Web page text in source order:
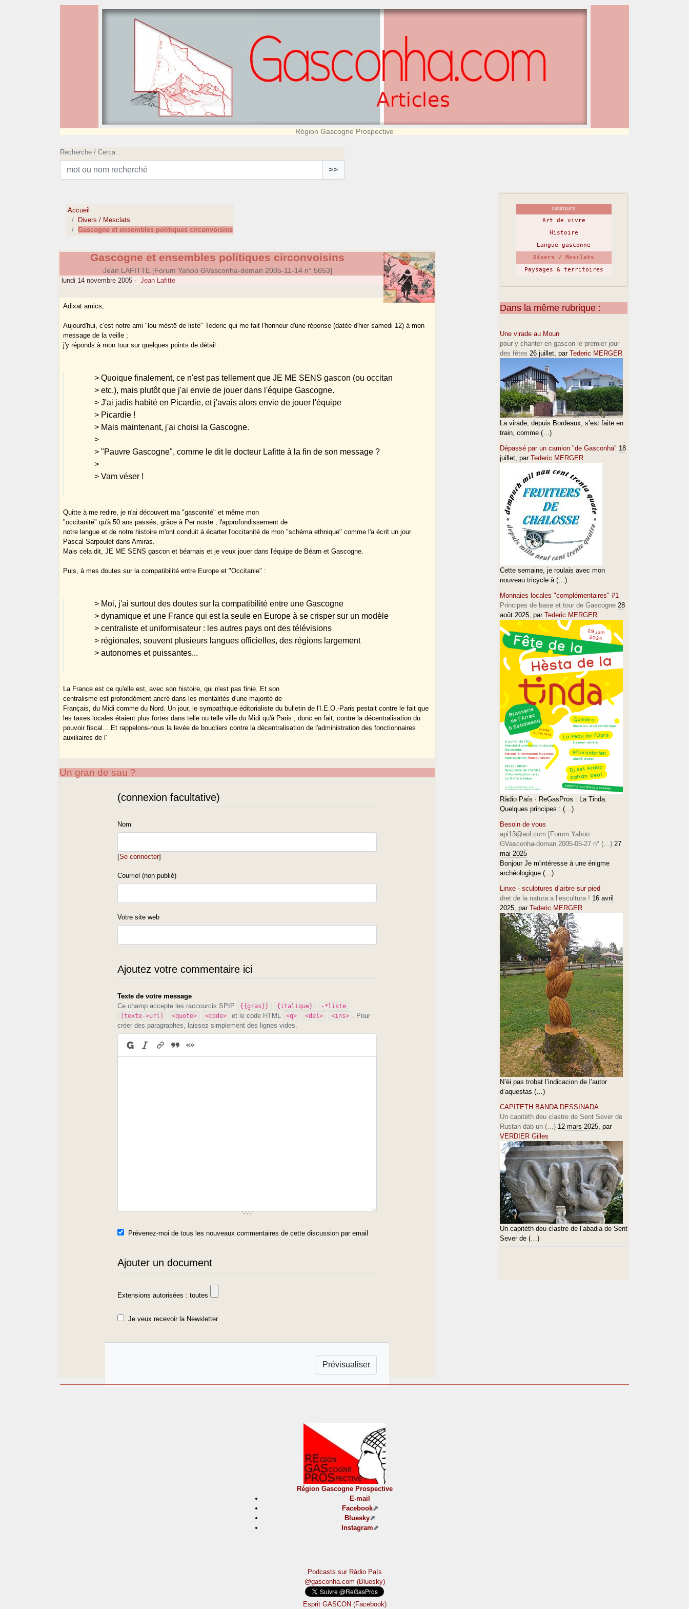
Région Gascogne Prospective
Recherche / Cerca :
>>
Accueil
Divers / Mesclats
Gascogne et ensembles politiques circonvoisins
Gascogne et ensembles politiques circonvoisins
Jean LAFITTE [Forum Yahoo GVasconha-doman 2005-11-14 n° 5653]
lundi 14 novembre 2005 - Jean Lafitte
Adixat amics,
Aujourd'hui, c'est notre ami "lou mèstë de liste" Tederic qui me fait l'honneur d'une réponse (datée d'hier samedi 12) à mon
message de la veille ;
j'y réponds à mon tour sur quelques points de détail :
> Quoique finalement, ce n'est pas tellement que JE ME SENS gascon (ou occitan
> etc.), mais plutôt que j'ai envie de jouer dans l'équipe Gascogne.
> J'ai jadis habité en Picardie, et j'avais alors envie de jouer l'équipe
> Picardie !
> Mais maintenant, j'ai choisi la Gascogne.
>
> "Pauvre Gascogne", comme le dit le docteur Lafitte à la fin de son message ?
>
> Vam véser !
Quitte à me redire, je n'ai découvert ma "gasconité" et même mon
"occitanité" qu'à 50 ans passés, grâce à Per noste ; l'approfondissement de
notre langue et de notre histoire m'ont conduit à écarter l'occitanité de mon "schéma ethnique" comme l'a écrit un jour
Pascal Sarpoulet dans Amiras.
Mais cela dit, JE ME SENS gascon et béarnais et je veux jouer dans l'équipe de Béarn et Gascogne.
Puis, à mes doutes sur la compatibilité entre Europe et "Occitanie" :
> Moi, j'ai surtout des doutes sur la compatibilité entre une Gascogne
> dynamique et une France qui est la seule en Europe à se crisper sur un modèle
> centraliste et uniformisateur : les autres pays ont des télévisions
> régionales, souvent plusieurs langues officielles, des régions largement
> autonomes et puissantes...
La France est ce qu'elle est, avec son histoire, qui n'est pas finie. Et son
centralisme est profondément ancré dans les mentalités d'une majorité de
Français, du Midi comme du Nord. Un jour, le sympathique éditorialiste du bulletin de l'I.E.O.-Paris pestait contre le fait que
les taxes locales étaient plus fortes dans telle ou telle ville du Midi qu'à Paris ; donc en fait, contre la décentralisation du
pouvoir fiscal... Et rappelons-nous la levée de boucliers contre la décentralisation de l'administration des fonctionnaires
auxiliaires de l'
Un gran de sau ?
(connexion facultative)
Nom
[Se connecter]
Courriel (non publié)
Votre site web
Ajoutez votre commentaire ici
Texte de votre message
Ce champ accepte les raccourcis SPIP
{{gras}} {italique}
-*liste
[texte->url]
<quote> <code> et le code HTML <q> <del> <ins>
. Pour
créer des paragraphes, laissez simplement des lignes vides.
Prévenez-moi de tous les nouveaux commentaires de cette discussion par email
Ajouter un document
Extensions autorisées : toutes
Je veux recevoir la Newsletter
RUBRIQUES
Art de vivre
Histoire
Langue gasconne
Divers / Mesclats
Paysages & territoires
Dans la même rubrique :
Une virade au Moun
pour y chanter en gascon le premier jour
des fêtes 26 juillet, par Tederic MERGER
La virade, depuis Bordeaux, s’est faite en
train, comme (…)
Dépassé par un camion "de Gasconha" 18
juillet, par Tederic MERGER
Cette semaine, je roulais avec mon
nouveau tricycle à (…)
Monnaies locales "complémentaires" #1
Principes de base et tour de Gascogne 28
août 2025, par Tederic MERGER
Ràdio País · ReGasPros : La Tinda.
Quelques principes : (…)
Besoin de vous
api13@aol.com [Forum Yahoo
GVasconha-doman 2005-05-27 n° (…) 27
mai 2025
Bonjour Je m'intéresse à une énigme
archéologique (…)
Linxe - sculptures d’arbre sur pied
dret de la natura a l’escultura ! 16 avril
2025, par Tederic MERGER
N’èi pas trobat l’indicacion de l’autor
d’aquestas (…)
CAPITETH BANDA DESSINADA…
Un capitèth deu clastre de Sent Sever de
Rustan dab un (…) 12 mars 2025, par
VERDIER Gilles
Un capitèth deu clastre de l’abadia de Sent
Sever de (…)
Région Gascogne Prospective
E-mail
Facebook
Bluesky
Instagram
Podcasts sur Ràdio País
@gasconha.com (Bluesky)
Esprit GASCON (Facebook)